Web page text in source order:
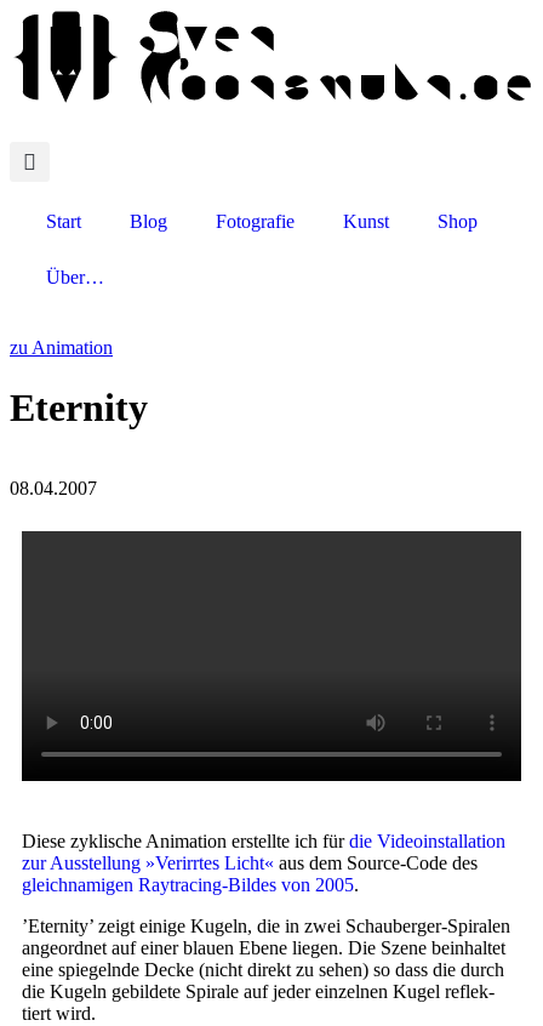
Start Blog Fotografie Kunst Shop
Über…
zu Animation
Eternity
08.04.2007
Die­se zykli­sche Ani­ma­ti­on erstell­te ich fürdie Video­in­stal­la­ti­on
zur Aus­stel­lung »Ver­irr­tes Licht« aus dem Source-Code des
gleich­na­mi­gen Raytracing-Bildes von 2005.
’Eter­ni­ty’ zeigt eini­ge Kugeln, die in zwei Schauberger-Spiralen
ange­ord­net auf einer blau­en Ebe­ne lie­gen. Die Sze­ne beinhal­tet
eine spie­geln­de Decke (nicht direkt zu sehen) so dass die durch
die Kugeln gebil­de­te Spi­ra­le auf jeder ein­zel­nen Kugel reflek­
tiert wird.